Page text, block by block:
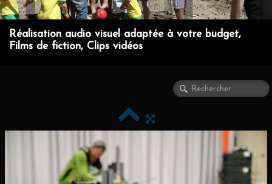
EN IMAGE
CONTACT
Réalisation audio visuel adaptée à votre budget,
Films de fiction, Clips vidéos